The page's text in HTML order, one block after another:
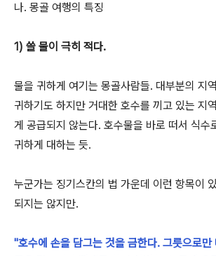
나. 몽골 여행의 특징
1) 쓸 물이 극히 적다.
물을 귀하게 여기는 몽골사람들. 대부분의 지
귀하기도 하지만 거대한 호수를 끼고 있는 지
게 공급되지 않는다. 호수물을 바로 떠서 식수
귀하게 대하는 듯.
누군가는 징기스칸의 법 가운데 이런 항목이
되지는 않지만.
"호수에 손을 담그는 것을 금한다. 그릇으로만